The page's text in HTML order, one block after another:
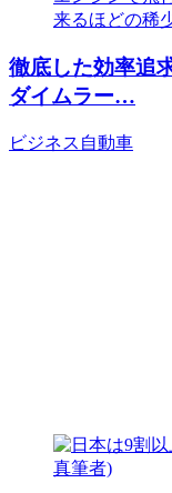
徹底した効率追
ダイムラー…
ビジネス 自動車